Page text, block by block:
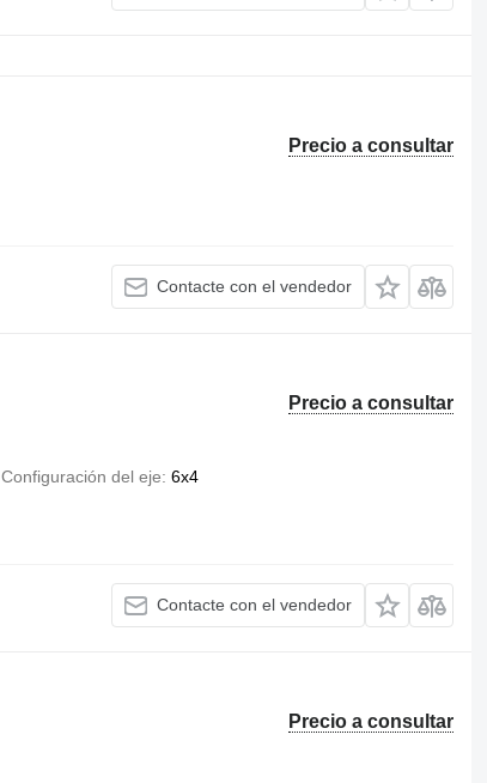
Precio a consultar
Contacte con el vendedor
Precio a consultar
Configuración del eje 6x4
Contacte con el vendedor
Precio a consultar